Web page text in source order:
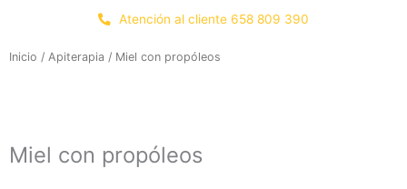
contenido
Atención al cliente 658 809 390
Inicio / Apiterapia / Miel con propóleos
Miel con propóleos